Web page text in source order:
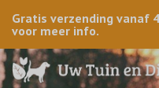
Gratis verzending vanaf
voor meer info.